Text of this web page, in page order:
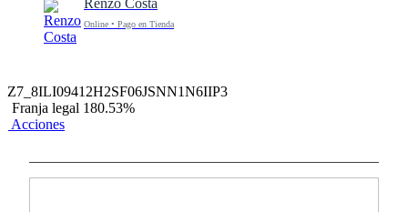
Renzo Costa
Online • Pago en Tienda
Z7_8ILI09412H2SF06JSNN1N6IIP3
Franja legal 180.53%
Acciones